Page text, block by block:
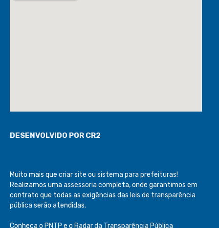
DESENVOLVIDO POR CR2
Muito mais que criar site ou sistema para prefeituras!
Realizamos uma assessoria completa, onde garantimos em
contrato que todas as exigências das leis de transparência
pública serão atendidas.
Conheça o PNTP e o Radar da Transparência Pública